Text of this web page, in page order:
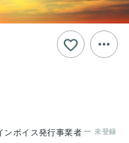
ンボイス発行事業者 未登録